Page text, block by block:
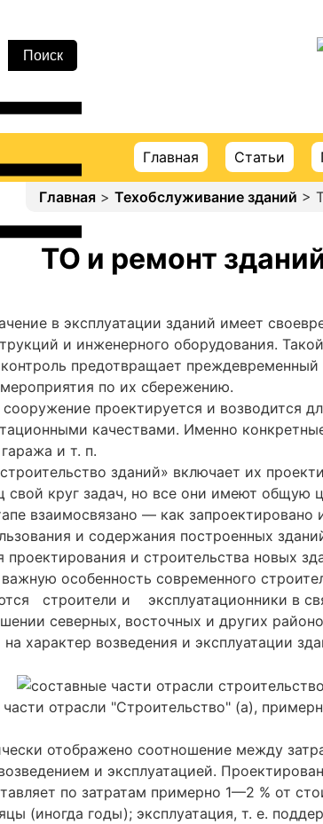
Главная Статьи
Главная > Техобслуживание зданий >
ТО и ремонт
в эксплуатации зданий имеет
и инженерного оборудования.
предотвращает
по их сбережению.
проектируется и возводится
качествами. Именно
и т. п.
зданий» включает их
свой круг задач, но все они имеют общую
взаимосвязано — как
и содержания построенных
проектирования и строительства новых
особенность современного
строители и эксплуатационники в
северных, восточных и других
характер возведения и эксплуатации
отрасли "Строительство" (а),
отображено соотношение между
и эксплуатацией.
по затратам примерно 1—2 % от
(иногда годы); эксплуатация, т. е.